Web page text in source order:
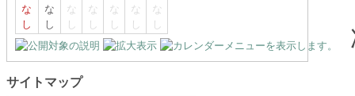
サイトマップ